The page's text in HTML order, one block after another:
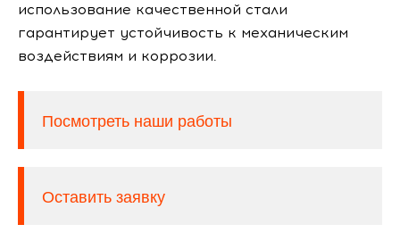
использование качественной стали
гарантирует устойчивость к механическим
воздействиям и коррозии.
Посмотреть наши работы
Оставить заявку